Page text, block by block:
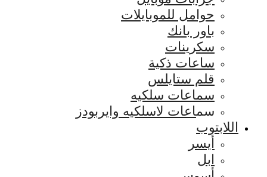
حوامل للموبايلات
باور بانك
سكرينات
ساعات ذكية
قلم ستايلس
سماعات سلكيه
سماعات لاسلكيه وايربودز
اللابتوب
أيسر
ابل